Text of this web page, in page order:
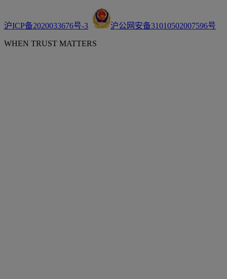
沪ICP备2020033676号-3 沪公网安备31010502007596号
WHEN TRUST MATTERS